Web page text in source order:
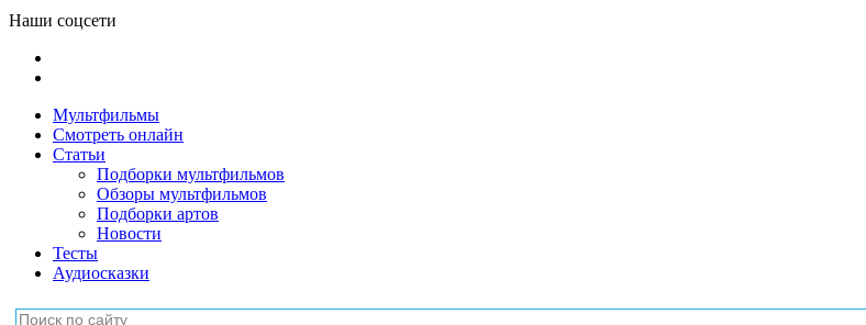
Наши соцсети
Мультфильмы
Смотреть онлайн
Статьи
Подборки мультфильмов
Обзоры мультфильмов
Подборки артов
Новости
Тесты
Аудиосказки